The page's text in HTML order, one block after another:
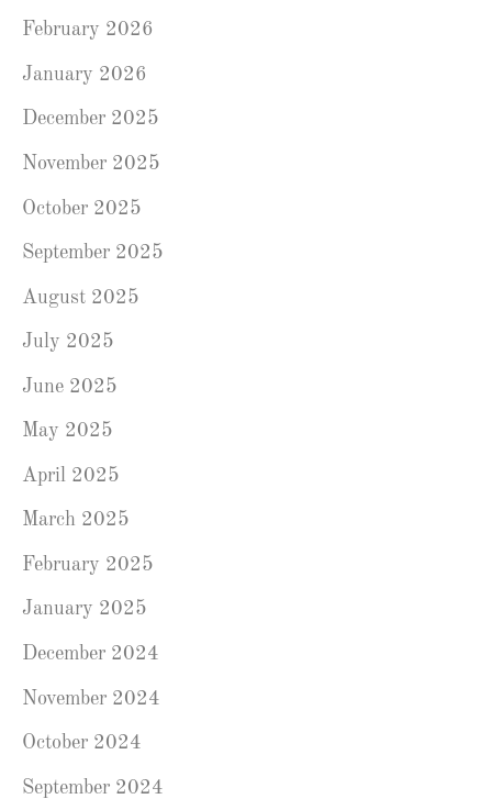
February 2026
January 2026
December 2025
November 2025
October 2025
September 2025
August 2025
July 2025
June 2025
May 2025
April 2025
March 2025
February 2025
January 2025
December 2024
November 2024
October 2024
September 2024